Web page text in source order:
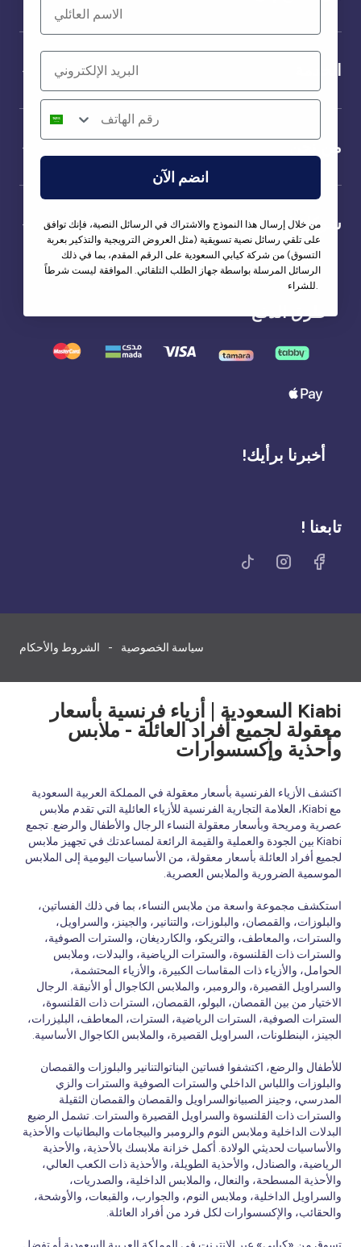
من نحن
شركاؤنا
طرق الدفع
أخبرنا برأيك!
تابعنا !
سياسة الخصوصية الشروط والأحكام
Kiabi السعودية | أزياء فرنسية بأسعار
معقولة لجميع أفراد العائلة - ملابس
وأحذية وإكسسوارات
اكتشف الأزياء الفرنسية بأسعار معقولة في المملكة العربية السعودية
مع Kiabi، العلامة التجارية الفرنسية للأزياء العائلية التي تقدم ملابس
عصرية ومريحة وبأسعار معقولة النساء الرجال والأطفال والرضع. تجمع
Kiabi بين الجودة والعملية والقيمة الرائعة لمساعدتك في تجهيز ملابس
لجميع أفراد العائلة بأسعار معقولة، من الأساسيات اليومية إلى الملابس
الموسمية الضرورية والملابس العصرية.
استكشف مجموعة واسعة من ملابس النساء، بما في ذلك الفساتين،
والبلوزات، والقمصان، والبلوزات، والتنانير، والجينز، والسراويل،
والسترات، والمعاطف، والتريكو، والكارديغان، والسترات الصوفية،
والسترات ذات القلنسوة، والسترات الرياضية، والبدلات، وملابس
الحوامل، والأزياء ذات المقاسات الكبيرة، والأزياء المحتشمة،
والسراويل القصيرة، والرومبر، والملابس الكاجوال أو الأنيقة. الرجال
الاختيار من بين القمصان، البولو، القمصان، السترات ذات القلنسوة،
السترات الصوفية، السترات الرياضية، السترات، المعاطف، البليزرات،
الجينز، البنطلونات، السراويل القصيرة، والملابس الكاجوال الأساسية.
للأطفال والرضع، اكتشفوا فساتين البناتوالتنانير والبلوزات والقمصان
والبلوزات واللباس الداخلي والسترات الصوفية والسترات والزي
المدرسي، وجينز الصبيانوالسراويل والقمصان والقمصان الثقيلة
والسترات ذات القلنسوة والسراويل القصيرة والسترات. تشمل الرضيع
البدلات الداخلية وملابس النوم والرومبر والبيجامات والبطانيات والأحذية
والأساسيات لحديثي الولادة. أكمل خزانة ملابسك بالأحذية، والأحذية
الرياضية، والصنادل، والأحذية الطويلة، والأحذية ذات الكعب العالي،
والأحذية المسطحة، والنعال، والملابس الداخلية، والصدريات،
والسراويل الداخلية، وملابس النوم، والجوارب، والقبعات، والأوشحة،
والحقائب، والإكسسوارات لكل فرد من أفراد العائلة.
انضم الآن
من خلال إرسال هذا النموذج والاشتراك في الرسائل النصية، فإنك توافق
على تلقي رسائل نصية تسويقية (مثل العروض الترويجية والتذكير بعربة
التسوق) من شركة كيابي السعودية على الرقم المقدم، بما في ذلك
الرسائل المرسلة بواسطة جهاز الطلب التلقائي. الموافقة ليست شرطاً